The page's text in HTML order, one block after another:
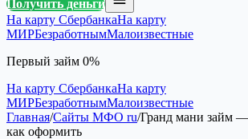
Получить деньги
На карту СбербанкаНа карту
МИРБезработнымМалоизвестные
Первый займ 0%
На карту СбербанкаНа карту
МИРБезработнымМалоизвестные
Главная/Сайты МФО ru/Гранд мани займ
как оформить